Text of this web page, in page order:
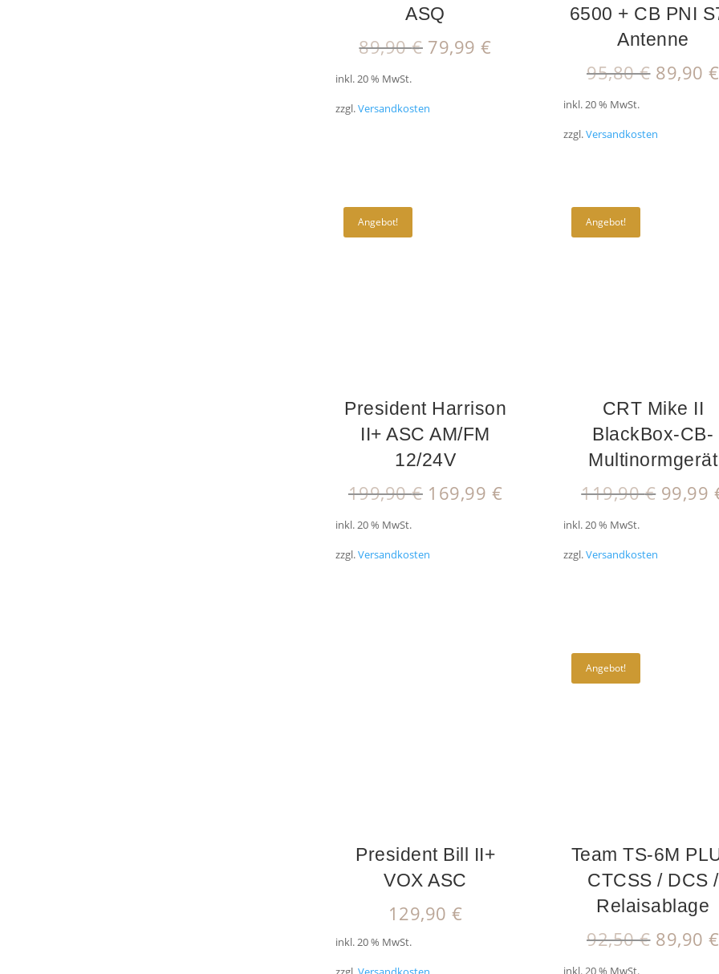
ASQ
89,90€ Ursprünglicher
89,90 €
79,99€Aktueller
inkl. 20 % MwSt.
zzgl.Versandkosten
6500 + CB PNI
Antenne
95,80€
95,80 €
89,90 €
inkl. 20 % MwSt.
zzgl.Versandkosten
Angebot!
President Harrison
II+ ASC AM/FM
12/24V
199,90€ Ursprünglicher
199,90 €
169,99 €Aktueller
169,99 €.
inkl. 20 % MwSt.
zzgl.Versandkosten
Angebot!
CRT Mike II
BlackBox-CB-
Multinormgerät
119,90€ 99,99
inkl. 20 % MwSt.
zzgl.Versandkosten
President Bill II+
VOX ASC
129,90€
inkl. 20 % MwSt.
Angebot!
Team TS-6M
CTCSS / DCS /
Relaisablage
92,50€ 89,90 €
inkl. 20 % MwSt.